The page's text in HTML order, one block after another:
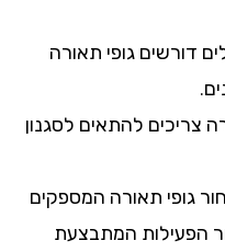
גופי תאורה
להתאים לסגנון
תאורה המספקים
המתבצעת